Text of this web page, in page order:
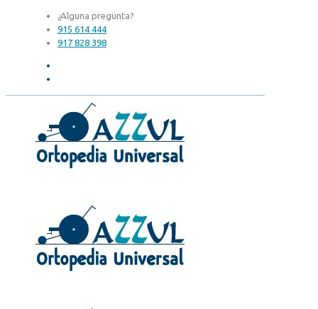
¿Alguna pregunta?
915 614 444
917 828 398